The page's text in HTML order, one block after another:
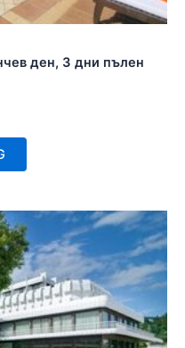
ден, 3 дни пълен